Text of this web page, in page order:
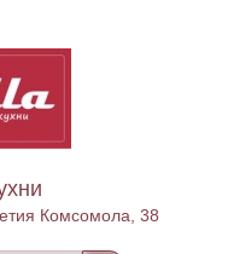
Комсомола, 38